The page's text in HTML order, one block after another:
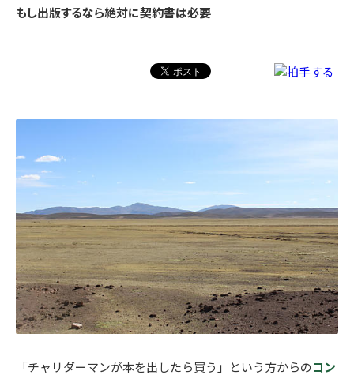
もし出版するなら絶対に契約書は必要
「チャリダーマンが本を出したら買う」という方からのコン